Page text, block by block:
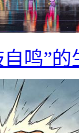
鸣”